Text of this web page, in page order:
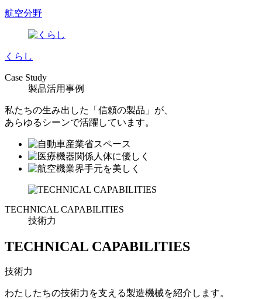
航空分野
くらし
Case Study
製品活用事例
私たちの生み出した「信頼の製品」が、
あらゆるシーンで活躍しています。
TECHNICAL CAPABILITIES
技術力
TECHNICAL CAPABILITIES
技術力
わたしたちの技術力を支える製造機械を紹介します。